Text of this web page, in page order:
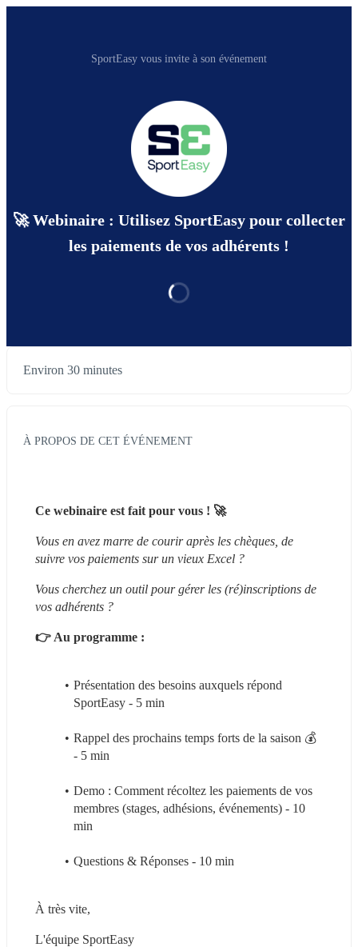
SportEasy vous invite à son événement
🚀 Webinaire : Utilisez SportEasy pour collecter
les paiements de vos adhérents !
Environ 30 minutes
À PROPOS DE CET ÉVÉNEMENT
Ce webinaire est fait pour vous ! 🚀
Vous en avez marre de courir après les chèques, de
suivre vos paiements sur un vieux Excel ?
Vous cherchez un outil pour gérer les (ré)inscriptions de
vos adhérents ?
👉 Au programme :
Présentation des besoins auxquels répond
SportEasy - 5 min
Rappel des prochains temps forts de la saison 💰
- 5 min
Demo : Comment récoltez les paiements de vos
membres (stages, adhésions, événements) - 10
min
Questions & Réponses - 10 min
À très vite,
L'équipe SportEasy